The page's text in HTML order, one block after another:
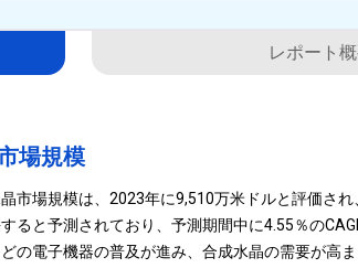
レポート
場規模
市場規模は、2023年に9,510万米ドルと評価さ
ると予測されており、予測期間中に4.55％の
の電子機器の普及が進み、合成水晶の需要が高ま